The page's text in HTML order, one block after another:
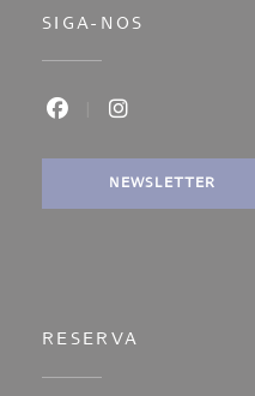
SIGA-NOS
Facebook ((abre
NEWSLETTER
RESERVA